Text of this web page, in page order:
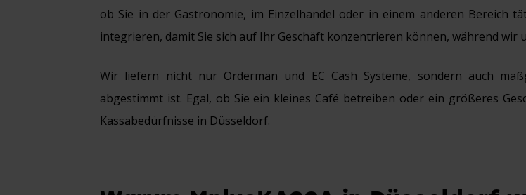
ob Sie in der Gastronomie, im Einzelhandel oder in einem anderen Bereich
integrieren, damit Sie sich auf Ihr Geschäft konzentrieren können, während wir
Wir liefern nicht nur Orderman und EC Cash Systeme, sondern auch
abgestimmt ist. Egal, ob Sie ein kleines Café betreiben oder ein größeres
Kassabedürfnisse in Düsseldorf.